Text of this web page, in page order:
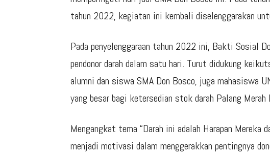
tahun 2022, kegiatan ini kembali diselenggarakan
Pada penyelenggaraan tahun 2022 ini, Bakti Sosial
pendonor darah dalam satu hari. Turut didukung
alumni dan siswa SMA Don Bosco, juga mahasiswa
yang besar bagi ketersedian stok darah Palang Merah
Mengangkat tema “Darah ini adalah Harapan Mereka
menjadi motivasi dalam menggerakkan pentingnya